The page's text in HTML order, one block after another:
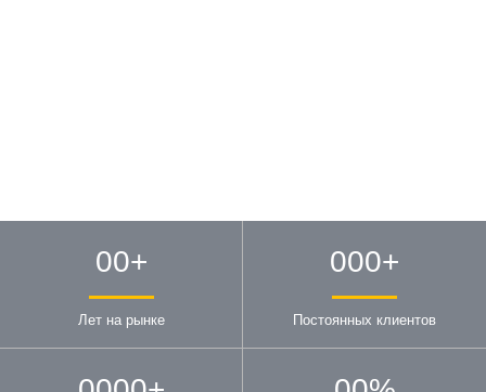
00+
Лет на рынке
000+
Постоянных клиентов